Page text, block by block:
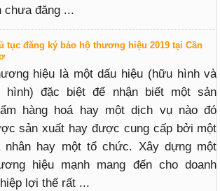
chưa đăng ...
tục đăng ký bảo hộ thương hiệu 2019 tại Cần
hiệu là một dấu hiệu (hữu hình và
hình) đặc biệt để nhận biết một sản
hàng hoá hay một dịch vụ nào đó
sản xuất hay được cung cấp bởi một
nhân hay một tổ chức. Xây dựng một
hiệu mạnh mang đến cho doanh
lợi thế rất ...